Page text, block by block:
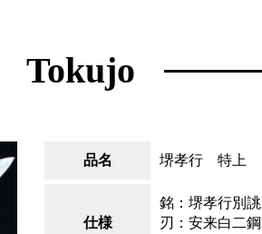
Tokujo
品名 堺孝行 特上
仕様
銘：堺孝行別誂
刃：安来白二鋼